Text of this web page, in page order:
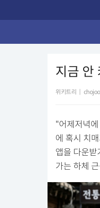
지금 안
위키트리
"어제저녁
에 혹시 치
앱을 다운
가는 하체